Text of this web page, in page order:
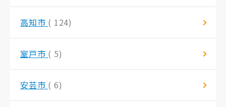
高知市 ( 124)
室戸市 ( 5)
安芸市 ( 6)